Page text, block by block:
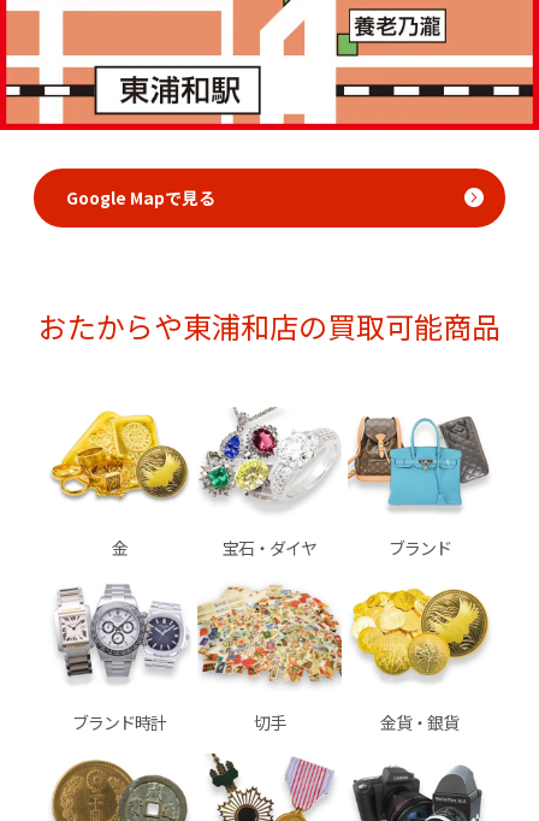
Google Mapで見る
おたからや東浦和店の買取可能商品
金 宝石・ダイヤ ブランド
ブランド時計 切手 金貨・銀貨